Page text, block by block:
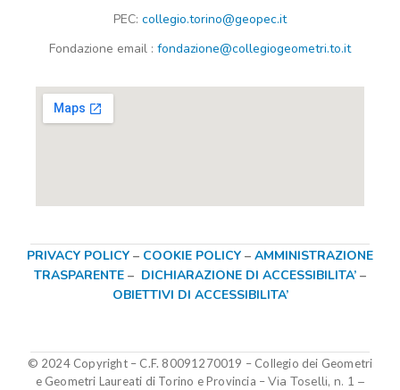
PEC: collegio.torino@geopec.it
Fondazione email : fondazione@collegiogeometri.to.it
PRIVACY POLICY – COOKIE POLICY – AMMINISTRAZIONE
TRASPARENTE – DICHIARAZIONE DI ACCESSIBILITA’ –
OBIETTIVI DI ACCESSIBILITA’
© 2024 Copyright – C.F. 80091270019 – Collegio dei Geometri
e Geometri Laureati di Torino e Provincia –Via Toselli, n. 1 –